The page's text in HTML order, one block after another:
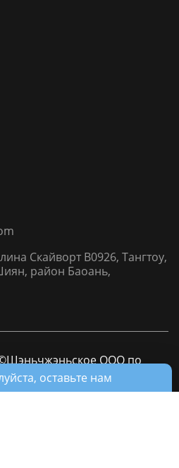
оставьте нам
Скайворт B0926, Тангтоу,
район Баоань,
ООО по
Канрун(Canroon)